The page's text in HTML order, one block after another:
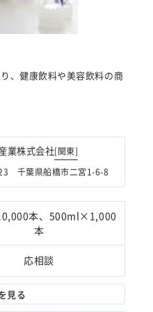
、健康飲料や美容飲料の商
業株式会社[関東]
千葉県船橋市二宮1-6-8
本、500ml×1,000
本
応相談
見る